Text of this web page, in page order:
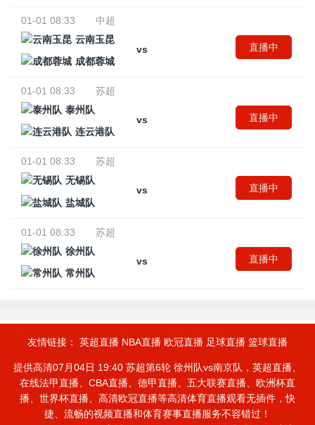
01-01 08:33
中超
云南玉昆
vs
成都蓉城
直播中
01-01 08:33
苏超
泰州队
vs
连云港队
直播中
01-01 08:33
苏超
无锡队
vs
盐城队
直播中
01-01 08:33
苏超
徐州队
vs
常州队
直播中
友情链接： 英超直播 NBA直播 欧冠直播 足球直播 篮球直播
提供高清07月04日 19:40 苏超第6轮 徐州队vs南京队，英超直播、
在线法甲直播、CBA直播、德甲直播、五大联赛直播、欧洲杯直
播、世界杯直播、高清欧冠直播等高清体育直播观看无插件，快
捷、流畅的视频直播和体育赛事直播服务不容错过！